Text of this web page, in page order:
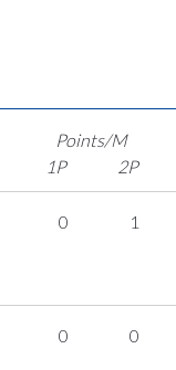
Points/M
1P 2P
0 1
0 0